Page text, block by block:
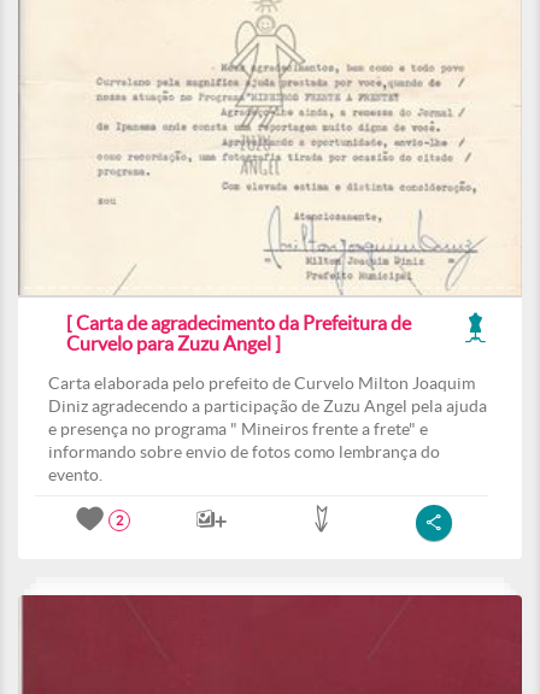
[ Carta de agradecimento da Prefeitura de
Curvelo para Zuzu Angel ]
Carta elaborada pelo prefeito de Curvelo Milton Joaquim
Diniz agradecendo a participação de Zuzu Angel pela ajuda
e presença no programa " Mineiros frente a frete" e
informando sobre envio de fotos como lembrança do
evento.
2